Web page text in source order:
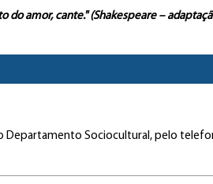
do amor, cante." (Shakespeare –
Departamento Sociocultural, pelo